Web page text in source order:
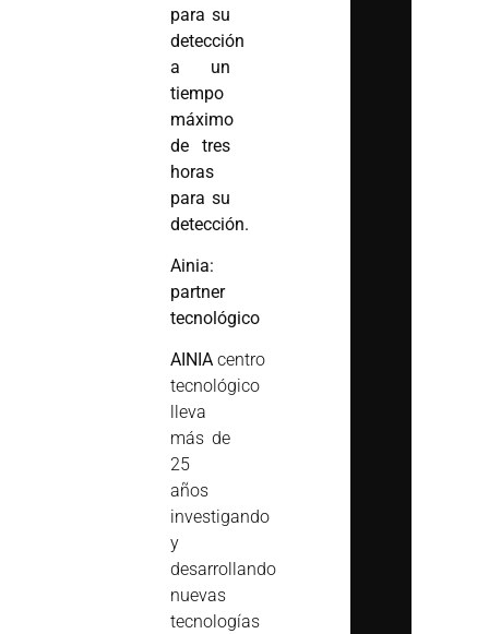
para su
detección
a un
tiempo
máximo
de tres
horas
para su
detección.
Ainia:
partner
tecnológico
AINIA centro
tecnológico
lleva
más de
25
años
investigando
y
desarrollando
nuevas
tecnologías